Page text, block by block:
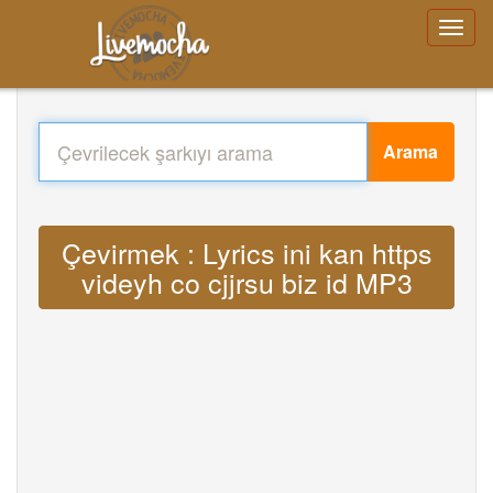
Arama
Çevirmek : Lyrics ini kan https
videyh co cjjrsu biz id MP3